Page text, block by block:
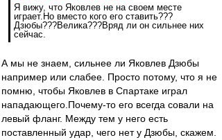
Я вижу, что Яковлев не на своем месте
играет.Но вместо кого его ставить???
Дзюбы???Велика???Вряд ли он сильнее них
сейчас.
А мы не знаем, сильнее ли Яковлев Дзюбы
например или слабее. Просто потому, что я не
помню, чтобы Яковлев в Спартаке играл
нападающего.Почему-то его всегда совали на
левый фланг. Между тем у него есть
поставленный удар, чего нет у Дзюбы, скажем.